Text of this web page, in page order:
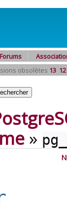
Forums
obsolètes 13 12
»